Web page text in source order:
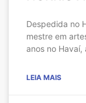
Despedida no
mestre em
anos no Havaí,
LEIA MAIS